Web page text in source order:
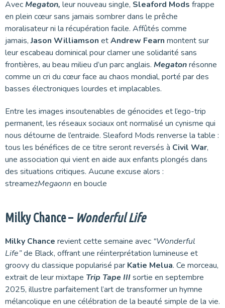
AvecMegaton, leur nouveau single, Sleaford Mods frappe
en plein cœur sans jamais sombrer dans le prêche
moralisateur ni la récupération facile. Affûtés comme
jamais,Jason Williamson etAndrew Fearn montent sur
leur escabeau dominical pour clamer une solidarité sans
frontières, au beau milieu d’un parc anglais. Megatonrésonne
comme un cri du cœur face au chaos mondial, porté par des
basses électroniques lourdes et implacables.
Entre les images insoutenables de génocides et l’ego-trip
permanent, les réseaux sociaux ont normalisé un cynisme qui
nous détourne de l’entraide. Sleaford Mods renverse la table :
tous les bénéfices de ce titre seront reversés à Civil War,
une association qui vient en aide aux enfants plongés dans
des situations critiques. Aucune excuse alors :
streamezMegaonn en boucle
Milky Chance – Wonderful Life
Milky Chance revient cette semaine avec “Wonderful
Life”de Black, offrant une réinterprétation lumineuse et
groovy du classique popularisé par Katie Melua. Ce morceau,
extrait de leur mixtape Trip Tape IIIsortie en septembre
2025, illustre parfaitement l’art de transformer un hymne
mélancolique en une célébration de la beauté simple de la vie.